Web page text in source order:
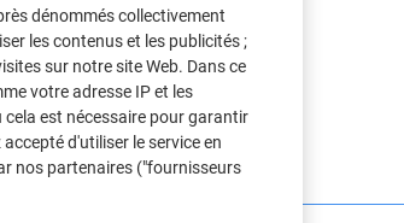
Dépensez Moins
Paquet
À partir de 5 Paquets
dénommés collectivement
les contenus et les publicités ;
sur notre site Web. Dans ce
votre adresse IP et les
est nécessaire pour garantir
d'utiliser le service en
nos partenaires ("fournisseurs